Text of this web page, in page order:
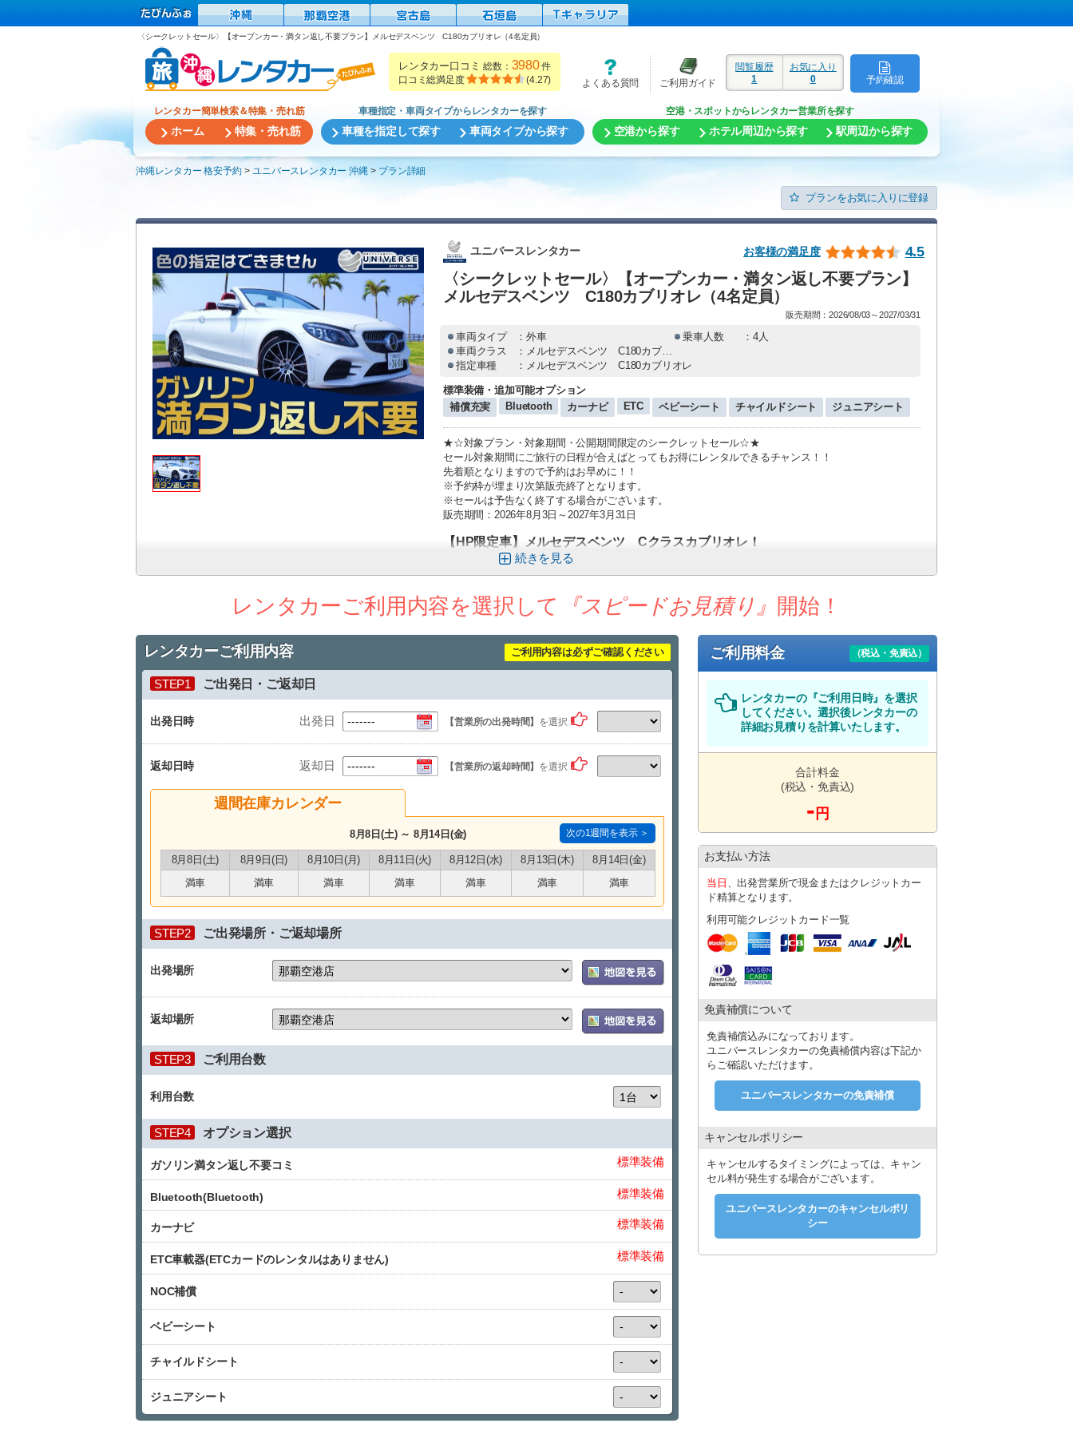
〈シークレットセール〉【オープンカー・満タン返し不要プラン】メルセデスベンツ C180カブリオレ（4名定員）
レンタカー口コミ 総数： 3980件
口コミ総満足度
(4.27) 予約確認
閲覧履歴
1
お気に入り
0
よくある質問 ご利用ガイド
レンタカー簡単検索＆特集・売れ筋
ホーム 特集・売れ筋
車種指定・車両タイプからレンタカーを探す
車種を指定して探す 車両タイプから探す
空港・スポットからレンタカー営業所を探す
空港から探す ホテル周辺から探す 駅周辺から探す
沖縄レンタカー 格安予約 ユニバースレンタカー 沖縄 プラン詳細
プランをお気に入りに登録
お客様の満足度 4.5
ユニバースレンタカー
〈シークレットセール〉【オープンカー・満タン返し不要プラン】
メルセデスベンツ C180カブリオレ（4名定員）
販売期間：2026/08/03～2027/03/31
車両タイプ ：外車 乗車人数
：4人
車両クラス
：メルセデスベンツ C180カブリオレ
指定車種
：メルセデスベンツ C180カブリオレ
標準装備・追加可能オプション
補償充実
Bluetooth カーナビ ETC ベビーシート チャイルドシート ジュニアシート
★☆対象プラン・対象期間・公開期間限定のシークレットセール☆★
セール対象期間にご旅行の日程が合えばとってもお得にレンタルできるチャンス！！
先着順となりますので予約はお早めに！！
※予約枠が埋まり次第販売終了となります。
※セールは予告なく終了する場合がございます。
販売期間：2026年8月3日～2027年3月31日
【HP限定車】メルセデスベンツ Cクラスカブリオレ！
☆沖縄の「青い海」、「青い空」、「見渡す限りの星空」オープンカーですべてを満喫☆
あなたの沖縄旅行を特別なものにしてくれること間違いなし！！
ユニバースレンタカーの高品質な車・サービスでストレスフリーで快適な旅を♪
心のこもったおもてなしで、お客様をお迎え致します。
★ユニバースレンタカーをご利用のお客様への嬉しいサービス
・ETC、カーナビ、全車標準装備！
・タクシー送迎サービス
那覇空港到着しましたら出口１番を出てタクシーで店舗までお越し下さい。
空港から店舗までの直送のみ料金をお支払致します。
※領収書の提出が必要となります。
レンタカーご予約１台につきタクシー１台分返金（５名様以上の場合はジャンボタクシーをご利用くだ
※タクシー複数台でご来店の場合、２台目以降のタクシー代はご返金致しかねます。
※那覇空港にはジャンボタクシー乗り場がございます。当日ジャンボタクシーに空車がない場合は店舗
までご連絡ください。
お帰りの際は当店送迎車両にて送迎をさせていただいております。
お帰りの際の送迎は、18時半までのご返却で那覇空港もしくは赤嶺駅となります。
飛行機の２時間前を目安にご返却をお願いいたします。
※返却時間に他のお客様が複数いらっしゃる場合は多少待ち時間が発生する可能性がございます。
※送迎を希望されるお客様は18時半までにご返却ください。18時半以降に返却の場合は送迎不可となり
ます。
続きを
レンタカーご利用内容を選択して 『スピードお見積り』 開始！
レンタカーご利用内容 ご利用内容は必ずご確認ください
STEP1 ご出発日・ご返却日
出発日時 出発日 【営業所の出発時間】 を選択
返却日時 返却日 【営業所の返却時間】 を選択
週間在庫カレンダー
次の1週間を表示 ＞
8月8日(土) ～ 8月14日(金)
8月8日(土) 8月9日(日) 8月10日(月) 8月11日(火) 8月12日(水) 8月13日(木)
8月14日(金)
満車
満車 満車 満車 満車 満車 満車
STEP2 ご出発場所・ご返却場所
出発場所
返却場所
STEP3 ご利用台数
利用台数
STEP4 オプション選択
ガソリン満タン返し不要コミ 標準装備
Bluetooth(Bluetooth) 標準装備
カーナビ 標準装備
ETC車載器(ETCカードのレンタルはありません) 標準装備
NOC補償
ベビーシート
チャイルドシート
ジュニアシート
ご利用料金 （税込・免責込）
レンタカーの『ご利用日時』を選択
してください。選択後レンタカーの
詳細お見積りを計算いたします。
合計料金
(税込・免責込)
- 円
お支払い方法
当日 、出発営業所で現金またはクレジットカー
ド精算となります。
利用可能クレジットカード一覧
免責補償について
免責補償込みになっております。
ユニバースレンタカーの免責補償内容は下記か
らご確認いただけます。
ユニバースレンタカーの免責補償
キャンセルポリシー
キャンセルするタイミングによっては、キャン
セル料が発生する場合がございます。
ユニバースレンタカーのキャンセルポリ
シー